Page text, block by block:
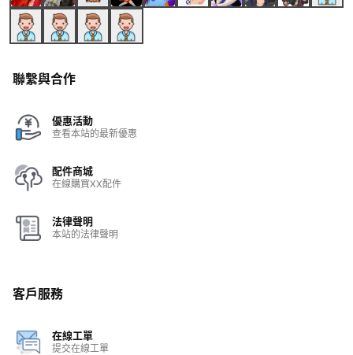
聯繫與合作
優惠活動
查看本站的最新優惠
配件商城
在線購買XX配件
法律聲明
本站的法律聲明
客戶服務
在線工單
提交在線工單